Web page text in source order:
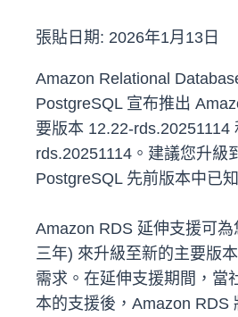
張貼日期: 2026年1月13日
Amazon Relational
PostgreSQL 宣布推出
要版本 12.22-rds.20251114
rds.20251114。建議您升級
PostgreSQL 先前版本中已
Amazon RDS 延伸支援可
三年) 來升級至新的主要版
需求。在延伸支援期間，當
本的支援後，Amazon RDS